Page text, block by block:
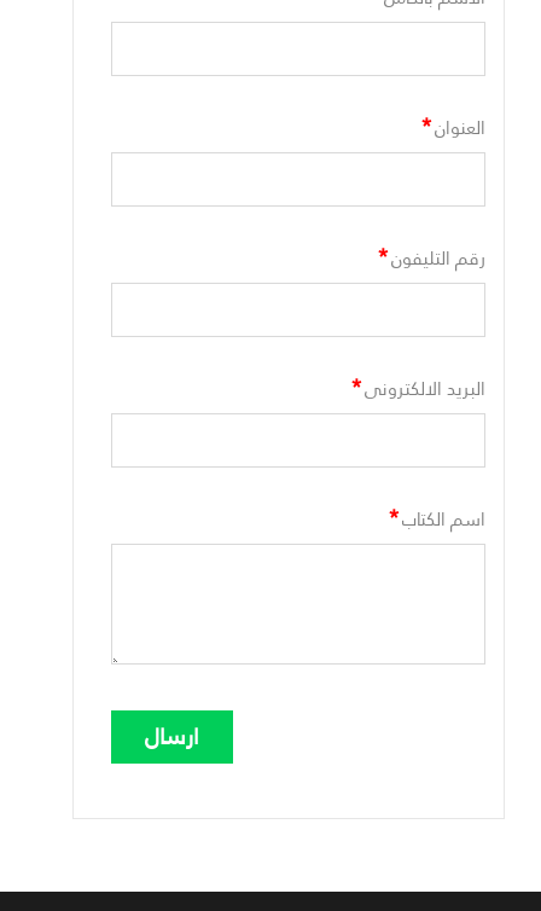
العنوان*
رقم التليفون*
البريد الالكترونى*
اسم الكتاب*